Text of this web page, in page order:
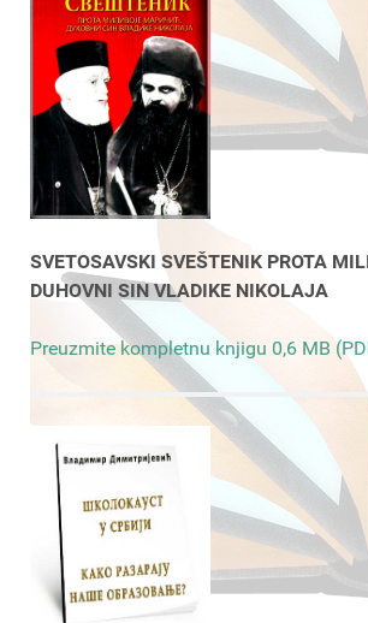
SVETOSAVSKI SVEŠTENIK PROTA
DUHOVNI SIN VLADIKE NIKOLAJA
Preuzmite kompletnu knjigu 0,6 MB